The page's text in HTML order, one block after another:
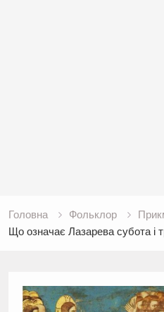
Головна Фольклор
Що означає Лазарева субота і